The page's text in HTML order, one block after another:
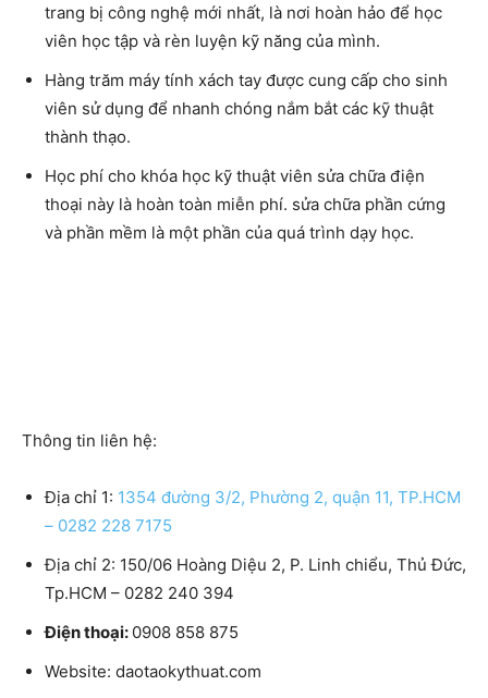
trang bị công nghệ mới nhất, là nơi hoàn hảo để học
viên học tập và rèn luyện kỹ năng của mình.
Hàng trăm máy tính xách tay được cung cấp cho sinh
viên sử dụng để nhanh chóng nắm bắt các kỹ thuật
thành thạo.
Học phí cho khóa học kỹ thuật viên sửa chữa điện
thoại này là hoàn toàn miễn phí. sửa chữa phần cứng
và phần mềm là một phần của quá trình dạy học.
Thông tin liên hệ:
Địa chỉ 1: 1354 đường 3/2, Phường 2, quận 11, TP.HCM
– 0282 228 7175
Địa chỉ 2: 150/06 Hoàng Diệu 2, P. Linh chiểu, Thủ Đức,
Tp.HCM – 0282 240 394
Điện thoại: 0908 858 875
Website: daotaokythuat.com